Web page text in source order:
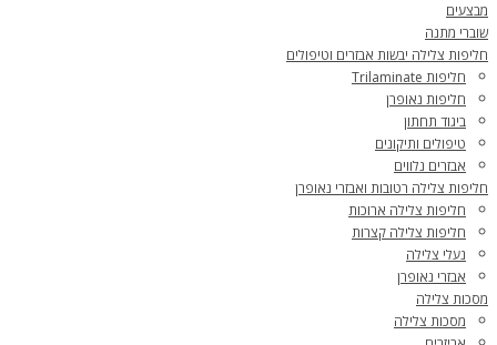
מבצעים
שוברי מתנה
חליפות צלילה יבשות אבזרים וטיפולים
חליפות Trilaminate
חליפות נאופרן
ביגוד תחתון
טיפולים ותיקונים
אבזרים נלווים
חליפות צלילה רטובות ואבזרי נאופרן
חליפות צלילה ארוכות
חליפות צלילה קצרות
נעלי צלילה
אבזרי נאופרן
מסכות צלילה
מסכות צלילה